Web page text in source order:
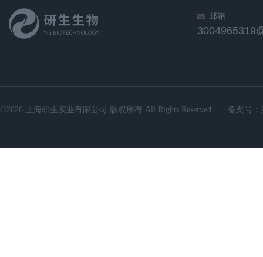
邮箱
©2026 上海研生实业有限公司 版权所有 All Rights Reserved. 备案号：